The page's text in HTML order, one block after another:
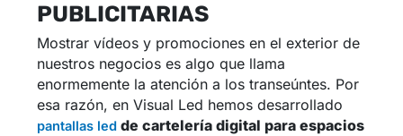
PUBLICITARIAS
Mostrar vídeos y promociones en el exterior de
nuestros negocios es algo que llama
enormemente la atención a los transeúntes. Por
esa razón, en Visual Led hemos desarrollado
pantallas ledde cartelería digital para espacios